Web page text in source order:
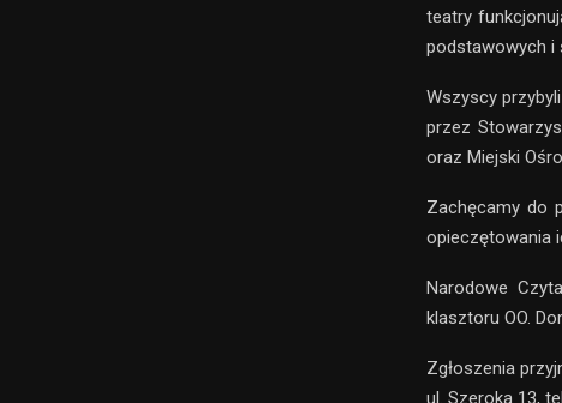
teatry
podstawowych i
Wszyscy
przez
oraz Miejski
Zachęcamy do
opieczętowania
Narodowe
klasztoru OO.
Zgłoszenia
ul. Szeroka 13,